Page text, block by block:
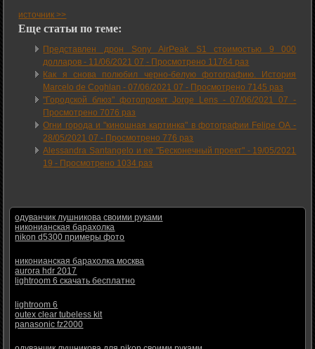
источник >>
Еще статьи по теме:
Представлен дрон Sony AirPeak S1 стоимостью 9 000
долларов - 11/06/2021 07 - Просмотрено 11764 раз
Как я снова полюбил черно-белую фотографию. История
Marcelo de Coghlan -07/06/2021 07 - Просмотрено 7145 раз
"Городской блюз" фотопроект Jorge Lens -07/06/2021 07 -
Просмотрено 7076 раз
Огни города и "киношная картинка" в фотографии Felipe OA -
28/05/2021 07 - Просмотрено 776 раз
Alessandra Santangelo и ее "Бесконечный проект" - 19/05/2021
19 - Просмотрено 1034 раз
одуванчик лушникова своими руками
никонианская барахолка
nikon d5300 примеры фото
никонианская барахолка москва
aurora hdr 2017
lightroom 6 скачать бесплатно
lightroom 6
outex clear tubeless kit
panasonic fz2000